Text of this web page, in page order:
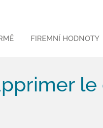
FIREMNÍ HODNOTY